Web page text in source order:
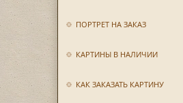
ПОРТРЕТ НА ЗАКАЗ
КАРТИНЫ В НАЛИЧИИ
КАК ЗАКАЗАТЬ КАРТИНУ